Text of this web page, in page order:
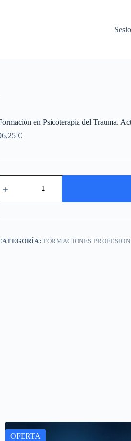
en Psicoterapia del Trauma.
€
en
FORMACIONES
OFERTA